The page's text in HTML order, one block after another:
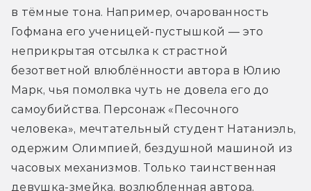
в тёмные тона. Например, очарованность
Гофмана его ученицей-пустышкой — это
неприкрытая отсылка к страстной
безответной влюблённости автора в Юлию
Марк, чья помолвка чуть не довела его до
самоубийства. Персонаж «Песочного
человека», мечтательный студент Натаниэль,
одержим Олимпией, бездушной машиной из
часовых механизмов. Только таинственная
девушка-змейка, возлюбленная автора,